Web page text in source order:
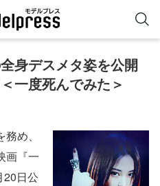
身デスメタ姿を公開
一度死んでみた＞
め、
画『一
20日公